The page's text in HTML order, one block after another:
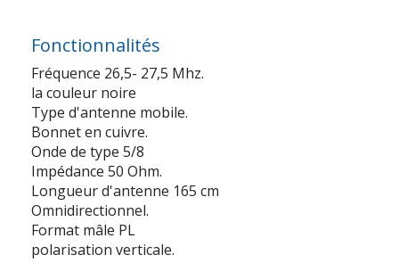
Fonctionnalités
Fréquence 26,5- 27,5 Mhz.
la couleur noire
Type d'antenne mobile.
Bonnet en cuivre.
Onde de type 5/8
Impédance 50 Ohm.
Longueur d'antenne 165 cm
Omnidirectionnel.
Format mâle PL
polarisation verticale.